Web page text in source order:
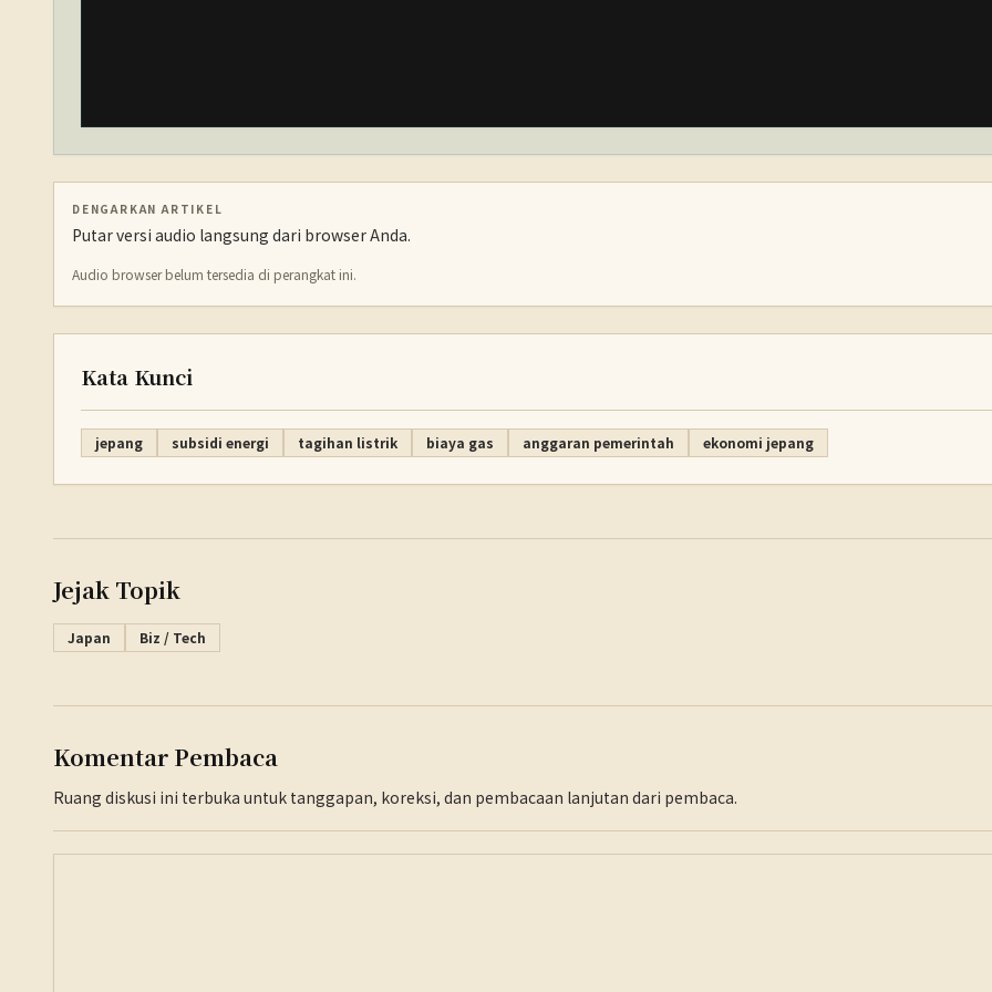
DENGARKAN ARTIKEL
Putar versi audio langsung dari browser Anda.
Audio browser belum tersedia di perangkat ini.
Kata Kunci
jepang subsidi energi tagihan listrik biaya gas anggaran pemerintah ekonomi jepang
Jejak Topik
Japan Biz / Tech
Komentar Pembaca
Ruang diskusi ini terbuka untuk tanggapan, koreksi, dan pembacaan lanjutan dari pembaca.